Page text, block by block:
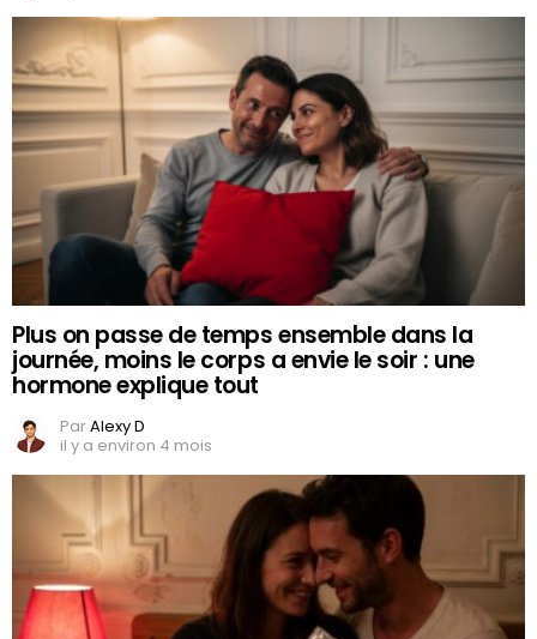
Plus on passe de temps ensemble dans la
journée, moins le corps a envie le soir : une
hormone explique tout
ParAlexy D
il y a environ 4 mois